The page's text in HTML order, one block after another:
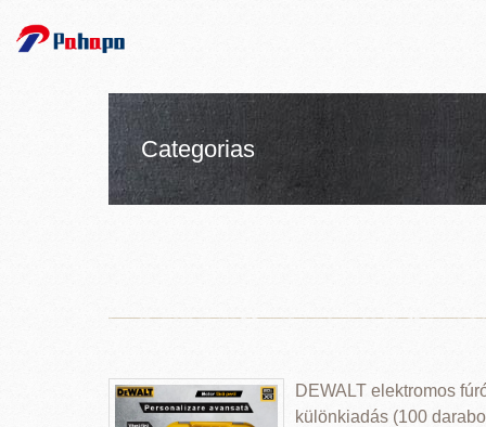
Categorias
DEWALT elektromos
különkiadás (100